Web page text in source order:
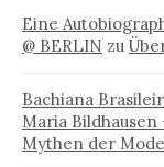
Eine
@ BERLIN zu
Bachiana
Maria Bildhausen
Mythen der